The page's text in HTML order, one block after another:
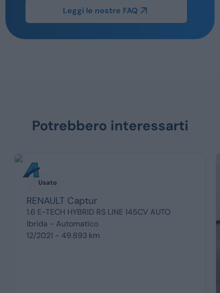
Leggi le nostre FAQ
Potrebbero interessarti
Usato
RENAULT Captur
1.6 E-TECH HYBRID RS LINE 145CV AUTO
Ibrida - Automatico
12/2021 - 49.893 km